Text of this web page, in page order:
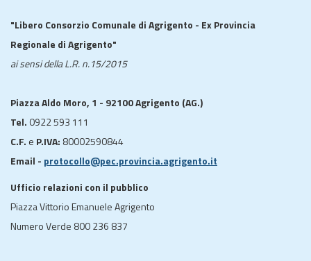
"Libero Consorzio Comunale di Agrigento - Ex Provincia
Regionale di Agrigento"
ai sensi della L.R. n.15/2015
Piazza Aldo Moro, 1 - 92100 Agrigento (AG.)
Tel. 0922 593 111
C.F. e P.IVA: 80002590844
Email - protocollo@pec.provincia.agrigento.it
Ufficio relazioni con il pubblico
Piazza Vittorio Emanuele Agrigento
Numero Verde 800 236 837